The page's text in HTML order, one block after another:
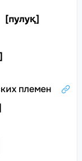
[пулуқ]
]
племен